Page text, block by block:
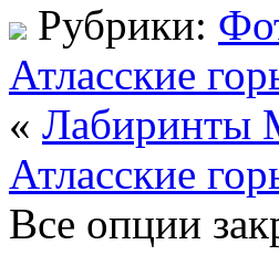
Рубрики:
Атласские
« Лабиринты
Атласские
Все опции